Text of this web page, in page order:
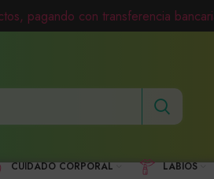
CUIDADO CORPORAL LABIOS
pagando con transferencia